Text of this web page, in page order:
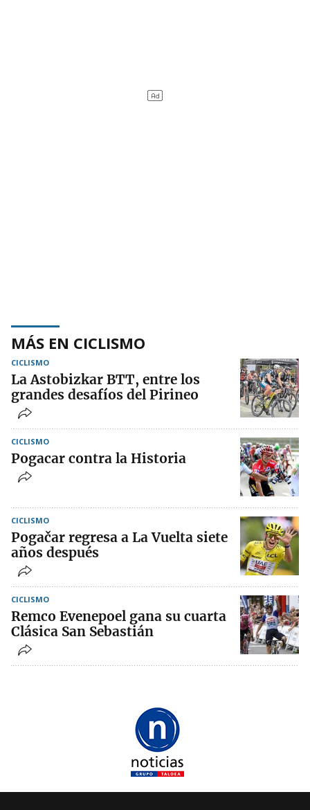
MÁS EN CICLISMO
CICLISMO
La Astobizkar BTT, entre los
grandes desafíos del Pirineo
CICLISMO
Pogacar contra la Historia
CICLISMO
Pogačar regresa a La Vuelta siete
años después
CICLISMO
Remco Evenepoel gana su cuarta
Clásica San Sebastián